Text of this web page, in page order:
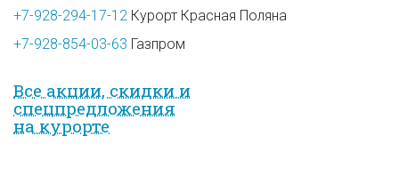
+7-928-294-17-12 Курорт Красная Поляна
+7-928-854-03-63 Газпром
Все акции, скидки и
спец­предложе­ния
на курорте